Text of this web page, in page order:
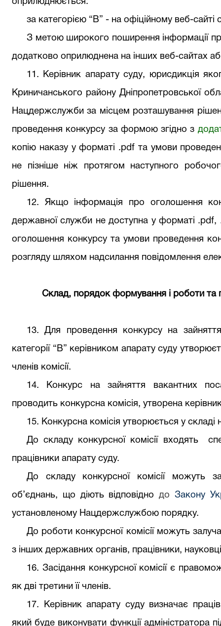
за категорією “В” - на офіційному веб-сайті
З метою широкого поширення інформації
додатково оприлюднена на інших веб-сайтах
11. Керівник апарату суду, юрисдикція
Криничанського району Дніпропетровської
Нацдержслужби за місцем розташування
проведення конкурсу за формою згідно з
копію наказу у форматі .pdf та умови
не пізніше ніж протягом наступного
рішення.
12. Якщо інформація про оголошення
державної служби не доступна у форматі .pdf,
оголошення конкурсу та умови проведення
розгляду шляхом надсилання повідомлення
Склад, порядок формування і роботи та
13.Для проведення конкурсу на
категорії “В” керівником апарату суду
членів комісії.
14. Конкурс на зайняття вакантних
проводить конкурсна комісія, утворена
15. Конкурсна комісія утворюється у складі
До складу конкурсної комісії входять
працівники апарату суду.
До складу конкурсної комісії можуть
об’єднань, що діють відповіднодо Закону
установленому Нацдержслужбою порядку.
До роботи конкурсної комісії можуть
з інших державних органів, працівники,
16. Засідання конкурсної комісії є
як дві третини її членів.
17. Керівникапарату суду визначає
який буде виконувати функції адміністратора